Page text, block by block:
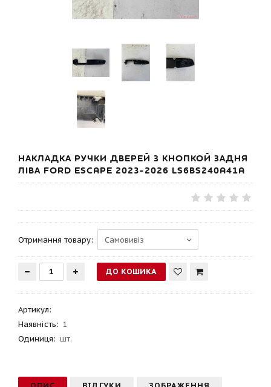
НАКЛАДКА РУЧКИ ДВЕРЕЙ З КНОПКОЙ ЗАДНЯ
ЛІВА FORD ESCAPE 2023-2026 LS6BS240A41A
Отримання товару:
Артикул:
Наявність: 1
Одиниця: шт.